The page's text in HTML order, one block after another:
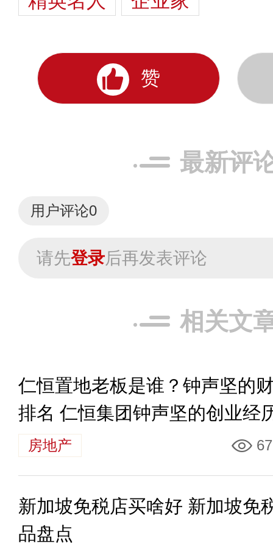
赞
最新评
用户评论0
请先登录后再发表评论
相关文
仁恒置地老板是谁？钟声坚的
排名 仁恒集团钟声坚的创业经
房地产
新加坡免税店买啥好 新加坡免
品盘点